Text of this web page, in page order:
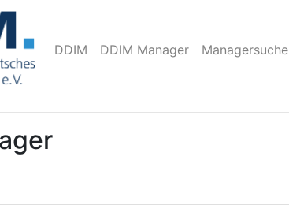
DDIM DDIM Manager Managersuche